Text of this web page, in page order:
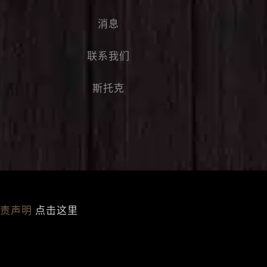
消息
联系我们
斯托克
声明 点击这里